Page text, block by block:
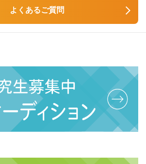
よくあるご質問